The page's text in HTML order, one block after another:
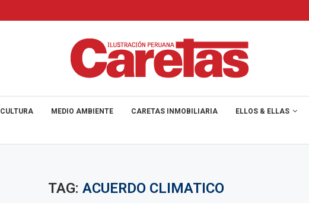
CULTURA MEDIO AMBIENTE CARETAS INMOBILIARIA ELLOS & ELLAS
TAG:ACUERDO CLIMATICO